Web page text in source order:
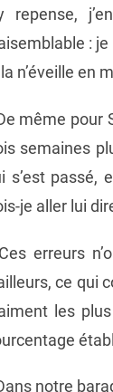
repense,
: je
n’éveille en
même pour
semaines
s’est passé,
je aller lui
erreurs
ce qui
les
notre